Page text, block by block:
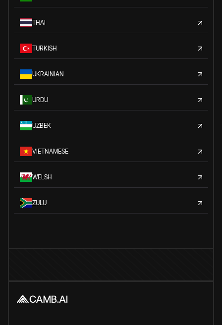
THAI
TURKISH
UKRAINIAN
URDU
UZBEK
VIETNAMESE
WELSH
ZULU